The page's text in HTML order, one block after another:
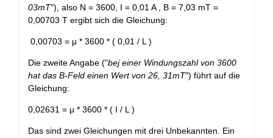
03mT"), also N = 3600, I = 0,01 A , B = 7,03 mT =
0,00703 T ergibt sich die Gleichung:
0,00703 = μ * 3600 * ( 0,01 / L )
Die zweite Angabe ("bej einer Windungszahl von 3600
hat das B-Feld einen Wert von 26, 31mT") führt auf die
Gleichung:
0,02631 = μ * 3600 * ( I / L )
Das sind zwei Gleichungen mit drei Unbekannten. Ein